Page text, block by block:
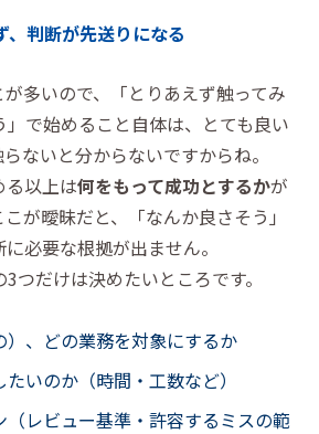
、判断が先送りになる
多いので、「とりあえず触ってみ
」で始めること自体は、とても良い
ないと分からないですからね。
る以上は何をもって成功とするかが
が曖昧だと、「なんか良さそう」
必要な根拠が出ません。
つだけは決めたいところです。
）、どの業務を対象にするか
いのか（時間・工数など）
（レビュー基準・許容するミスの範